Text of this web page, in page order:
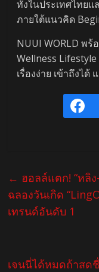
ทั้งในประเทศไทยแ
ภายใต้แนวคิด
NUUI WORLD พ
Wellness
เรื่องง่าย เข้าถึงไ
← ฮอลล์แตก! “หลิ
ฉลองวันเกิด
เทรนด์อันดับ 1
เจนนี่ได้หมดถ้าสด